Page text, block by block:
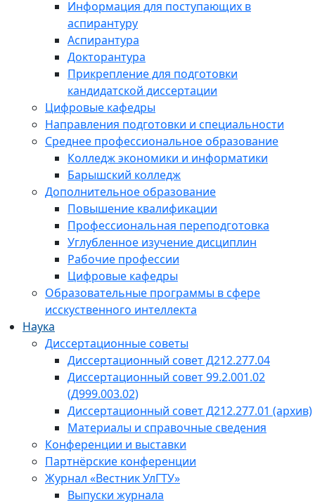
Информация для поступающих в
аспирантуру
Аспирантура
Докторантура
Прикрепление для подготовки
кандидатской диссертации
Цифровые кафедры
Направления подготовки и специальности
Среднее профессиональное образование
Колледж экономики и информатики
Барышский колледж
Дополнительное образование
Повышение квалификации
Профессиональная переподготовка
Углубленное изучение дисциплин
Рабочие профессии
Цифровые кафедры
Образовательные программы в сфере
исскуственного интеллекта
Наука
Диссертационные советы
Диссертационный совет Д212.277.04
Диссертационный совет 99.2.001.02
(Д999.003.02)
Диссертационный совет Д212.277.01 (архив)
Материалы и справочные сведения
Конференции и выставки
Партнёрские конференции
Журнал «Вестник УлГТУ»
Выпуски журнала